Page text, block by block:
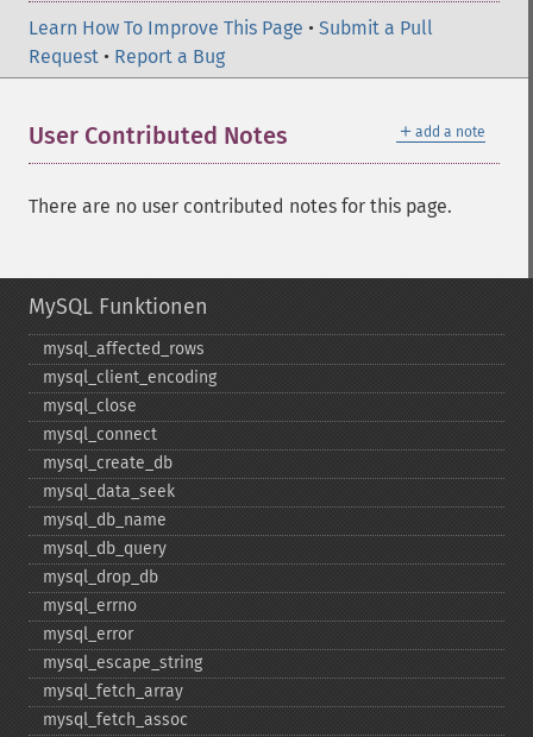
Learn How To Improve This Page • Submit a Pull
Request • Report a Bug
＋ add a note
User Contributed Notes
There are no user contributed notes for this page.
MySQL Funktionen
mysql_​affected_​rows
mysql_​client_​encoding
mysql_​close
mysql_​connect
mysql_​create_​db
mysql_​data_​seek
mysql_​db_​name
mysql_​db_​query
mysql_​drop_​db
mysql_​errno
mysql_​error
mysql_​escape_​string
mysql_​fetch_​array
mysql_​fetch_​assoc